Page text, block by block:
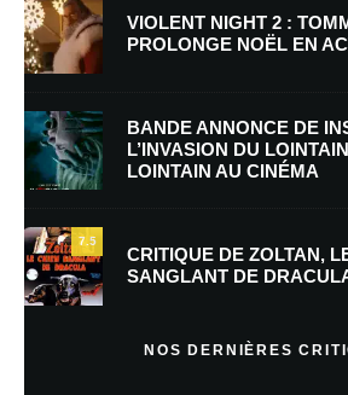
E-mail *
Enregistrer mon nom, mon e-mail et mon
mon prochain commentaire.
Prévenez-moi de tous les nouveaux
Prévenez-moi de tous les nouveaux articles par
VIOLENT NIGHT 2 :
PROLONGE NOËL EN
BANDE ANNONCE DE
L’INVASION DU
LOINTAIN AU CINÉMA
7.5
CRITIQUE DE ZOLTAN,
SANGLANT DE
NOS DERNIÈRES